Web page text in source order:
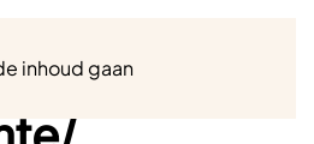
inhoud gaan